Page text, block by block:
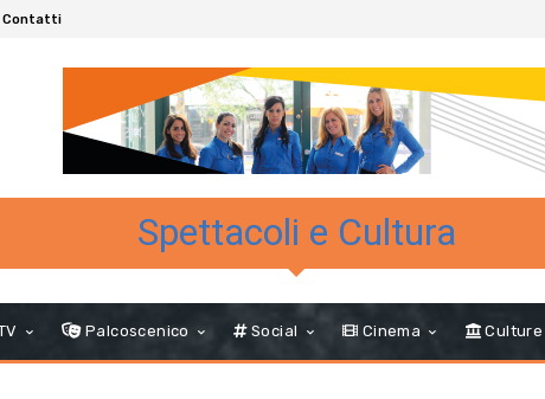
Contatti
Spettacoli e Cultura
Palcoscenico Social Cinema Culture